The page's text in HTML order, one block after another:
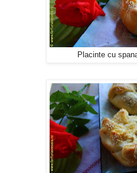
Placinte cu